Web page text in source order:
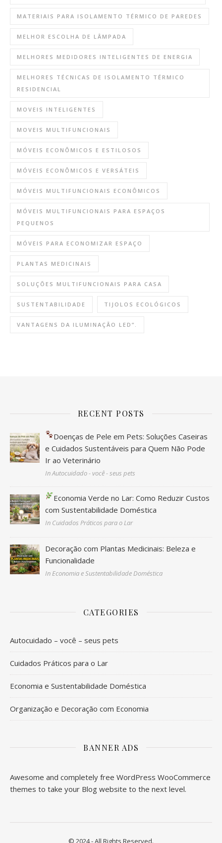
MATERIAIS PARA ISOLAMENTO TÉRMICO DE PAREDES
MELHOR ESCOLHA DE LÂMPADA
MELHORES MEDIDORES INTELIGENTES DE ENERGIA
MELHORES TÉCNICAS DE ISOLAMENTO TÉRMICO
RESIDENCIAL
MOVEIS INTELIGENTES
MOVEIS MULTIFUNCIONAIS
MÓVEIS ECONÔMICOS E ESTILOSOS
MÓVEIS ECONÔMICOS E VERSÁTEIS
MÓVEIS MULTIFUNCIONAIS ECONÔMICOS
MÓVEIS MULTIFUNCIONAIS PARA ESPAÇOS
PEQUENOS
MÓVEIS PARA ECONOMIZAR ESPAÇO
PLANTAS MEDICINAIS
SOLUÇÕES MULTIFUNCIONAIS PARA CASA
SUSTENTABILIDADE TIJOLOS ECOLÓGICOS
VANTAGENS DA ILUMINAÇÃO LED”.
RECENT POSTS
Doenças de Pele em Pets: Soluções Caseiras
e Cuidados Sustentáveis para Quem Não Pode
Ir ao Veterinário
In Autocuidado - você - seus pets
Economia Verde no Lar: Como Reduzir Custos
com Sustentabilidade Doméstica
In Cuidados Práticos para o Lar
Decoração com Plantas Medicinais: Beleza e
Funcionalidade
In Economia e Sustentabilidade Doméstica
CATEGORIES
Autocuidado – você – seus pets
Cuidados Práticos para o Lar
Economia e Sustentabilidade Doméstica
Organização e Decoração com Economia
BANNER ADS
Awesome and completely free WordPress WooCommerce
themes to take your Blog website to the next level.
© 2024 - All Rights Reserved.